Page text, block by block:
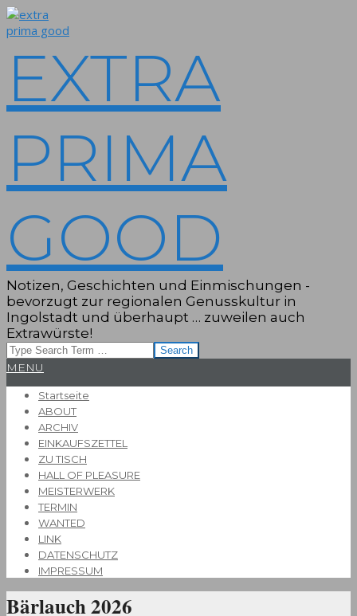
Skip
to
EXTRA
PRIMA
GOOD
Notizen, Geschichten und Einmischungen -
bevorzugt zur regionalen Genusskultur in
Ingolstadt und überhaupt … zuweilen auch
Extrawürste!
Search
Primary
Menu
MENU
Startseite
ABOUT
ARCHIV
EINKAUFSZETTEL
ZU TISCH
HALL OF PLEASURE
MEISTERWERK
TERMIN
WANTED
LINK
DATENSCHUTZ
IMPRESSUM
Bärlauch 2026